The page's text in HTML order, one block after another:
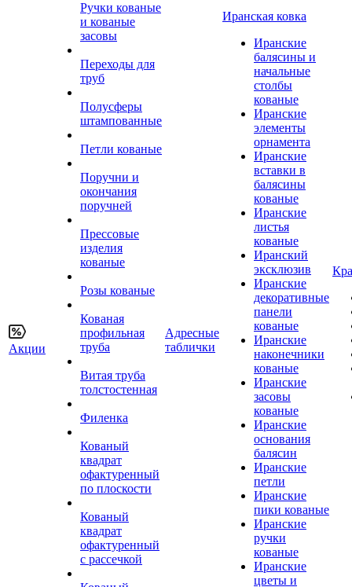
Акции
Ручки кованые
и кованые
засовы
Переходы для
труб
Полусферы
штампованные
Петли кованые
Поручни и
окончания
поручней
Прессовые
изделия
кованые
Розы кованые
Кованая
профильная
труба
Витая труба
толстостенная
Филенка
Кованый
квадрат
офактуренный
по плоскости
Кованый
квадрат
офактуренный
с рассечкой
Адресные
таблички
Иранская ковка
Иранские
балясины и
начальные
столбы
кованые
Иранские
элементы
орнамента
Иранские
вставки в
балясины
кованые
Иранские
листья
кованые
Иранский
эксклюзив
Иранские
декоративные
панели
кованые
Иранские
наконечники
кованые
Иранские
засовы
кованые
Иранские
основания
балясин
Иранские
петли
Иранские
пики кованые
Иранские
ручки
кованые
Иранские
цветы и